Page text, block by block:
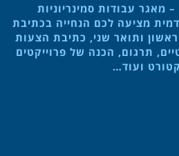
מאגר עבודות סמינריוניות
מציעה לכם הנחייה בכתיבת
ראשון ותואר שני, כתיבת הצעות
תרגום, הכנה של פרוייקטים
ועוד…